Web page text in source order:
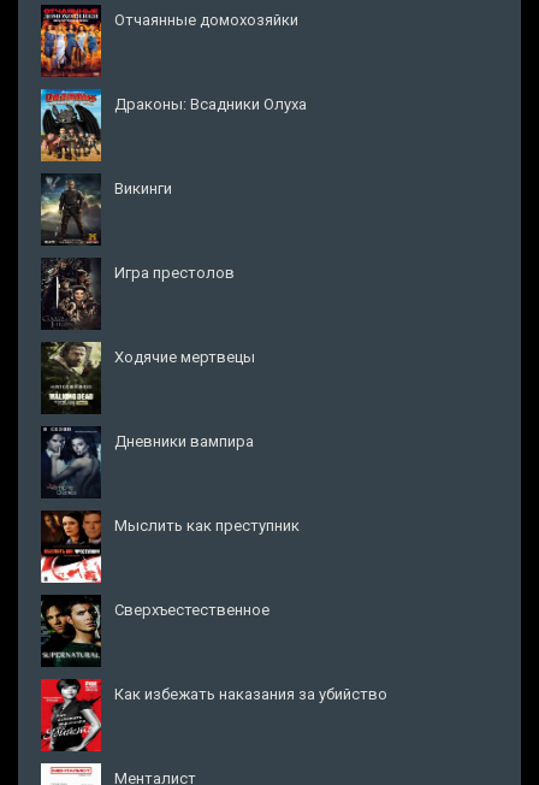
Отчаянные домохозяйки
Драконы: Всадники Олуха
Викинги
Игра престолов
Ходячие мертвецы
Дневники вампира
Мыслить как преступник
Сверхъестественное
Как избежать наказания за убийство
Менталист